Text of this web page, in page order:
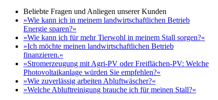
Beliebte Fragen und Anliegen unserer Kunden
»Wie kann ich in meinem landwirtschaftlichen Betrieb
Energie sparen?«
»Wie kann ich für mehr Tierwohl in meinem Stall sorgen?«
»Ich möchte meinen landwirtschaftlichen Betrieb
finanzieren.«
»Stromerzeugung mit Agri-PV oder Freiflächen-PV: Welche
Photovoltaikanlage würden Sie empfehlen?«
»Wie zuverlässig arbeiten Abluftwäscher?«
»Welche Abluftreinigung brauche ich für meinen Stall?«